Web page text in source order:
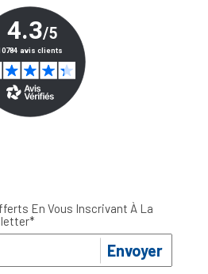
En Vous Inscrivant À La
Envoyer